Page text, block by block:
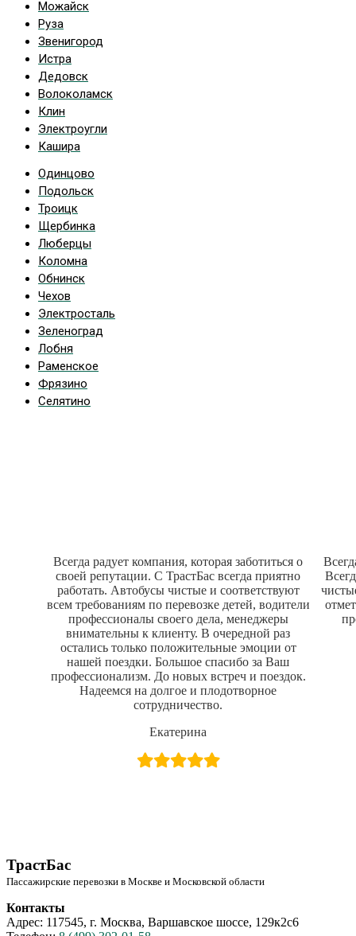
Можайск
Руза
Звенигород
Истра
Дедовск
Волоколамск
Клин
Электроугли
Кашира
Одинцово
Подольск
Троицк
Щербинка
Люберцы
Коломна
Обнинск
Чехов
Электросталь
Зеленоград
Лобня
Раменское
Фрязино
Селятино
Всегда радует компания, которая заботиться о
своей репутации. С ТрастБас всегда приятно
работать. Автобусы чистые и соответствуют
всем требованиям по перевозке детей, водители
профессионалы своего дела, менеджеры
внимательны к клиенту. В очередной раз
остались только положительные эмоции от
нашей поездки. Большое спасибо за Ваш
профессионализм. До новых встреч и поездок.
Надеемся на долгое и плодотворное
сотрудничество.
Екатерина
ТрастБас
Пассажирские перевозки в Москве и Московской области
Контакты
Адрес: 117545, г. Москва, Варшавское шоссе, 129к2с6